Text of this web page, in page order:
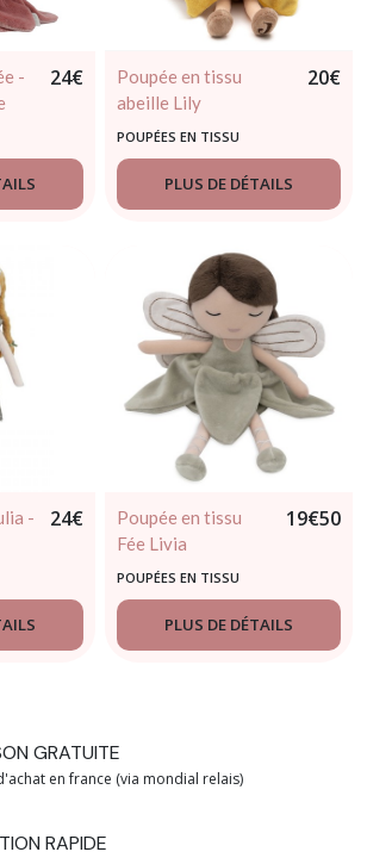
-
24€
Poupée en tissu
abeille Lily
20€
POUPÉES EN TISSU
PLUS DE DÉTAILS
-
24€
Poupée en tissu
Fée Livia
19€50
POUPÉES EN TISSU
PLUS DE DÉTAILS
GRATUITE
en france (via mondial relais)
RAPIDE